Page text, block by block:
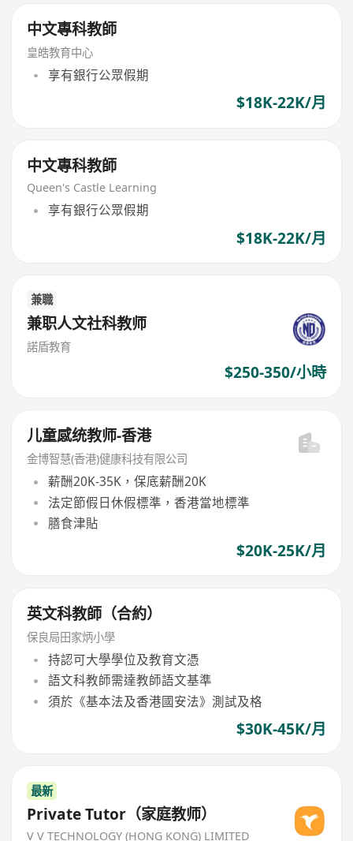
中文專科教師
皇皓教育中心
享有銀行公眾假期
$18K-22K/月
中文專科教師
Queen's Castle Learning
享有銀行公眾假期
$18K-22K/月
兼職
兼职人文社科教师
諾盾教育
$250-350/小時
儿童感统教师-香港
金博智慧(香港)健康科技有限公司
薪酬20K-35K，保底薪酬20K
法定節假日休假標準，香港當地標準
膳食津貼
$20K-25K/月
英文科教師（合約）
保良局田家炳小學
持認可大學學位及教育文憑
語文科教師需達教師語文基準
須於《基本法及香港國安法》測試及格
$30K-45K/月
最新
Private Tutor（家庭教师）
V V TECHNOLOGY (HONG KONG) LIMITED